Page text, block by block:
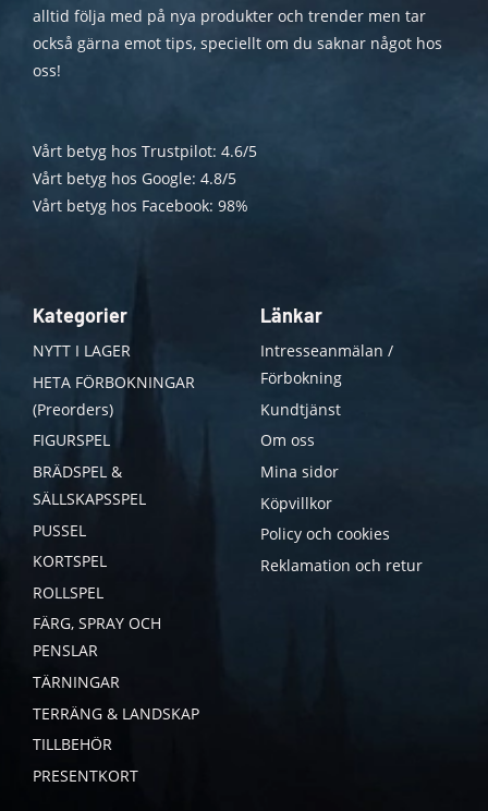
alltid följa med på nya produkter och trender men tar
också gärna emot tips, speciellt om du saknar något hos
oss!
Vårt betyg hos Trustpilot: 4.6/5
Vårt betyg hos Google: 4.8/5
Vårt betyg hos Facebook: 98%
Kategorier
NYTT I LAGER
HETA FÖRBOKNINGAR
(Preorders)
FIGURSPEL
BRÄDSPEL &
SÄLLSKAPSSPEL
PUSSEL
KORTSPEL
ROLLSPEL
FÄRG, SPRAY OCH
PENSLAR
TÄRNINGAR
TERRÄNG & LANDSKAP
TILLBEHÖR
PRESENTKORT
Länkar
Intresseanmälan /
Förbokning
Kundtjänst
Om oss
Mina sidor
Köpvillkor
Policy och cookies
Reklamation och retur